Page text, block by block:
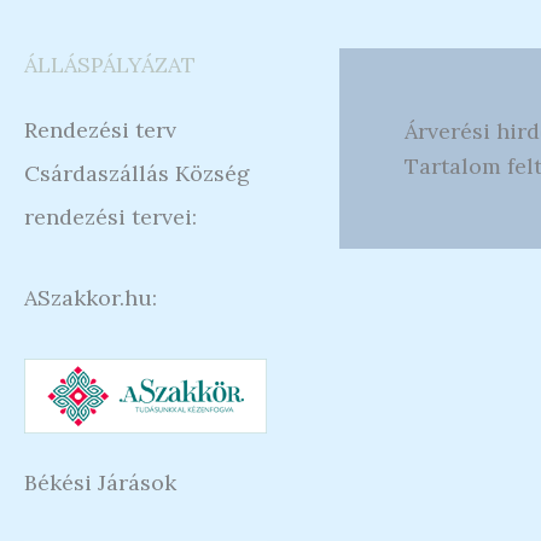
ÁLLÁSPÁLYÁZAT
Rendezési terv
Csárdaszállás Község
rendezési tervei:
ASzakkor.hu:
Békési Járások
Árverési
Tartalom